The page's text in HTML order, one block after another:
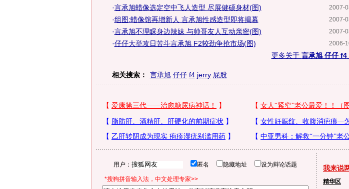
2007-
·言承旭蜡像选定空中飞人造型 尽展健硕身材(图)
2007-
·组图:蜡像馆再增新人 言承旭性感造型即将揭幕
2007-
·言承旭不理睬身边辣妹 与帅哥友人互动亲密(图)
2006-
·仔仔大举攻日苦斗言承旭 F2较劲争抢市场(图)
更多关于 言承旭 仔仔 f4
相关搜索： 言承旭 仔仔 f4 jerry 屁股
用户： 匿名 隐藏地址 设为辩论话题
*搜狗拼音输入法，中文处理专家>>
我来说
精华区